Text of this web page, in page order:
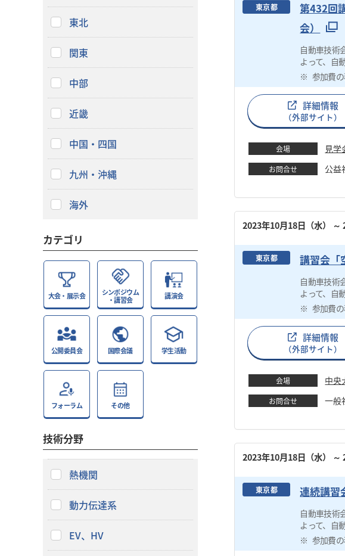
東京都
第432回
会）
自動車技術
よって、自
参加費
詳細情報
（外部サイト）
会場 見
お問合せ 公
2023年10月18日（水） ～
東京都 講習会「
自動車技術
よって、自
参加費
詳細情報
（外部サイト）
会場 中央
お問合せ 一
2023年10月18日（水） ～
東京都 連続講習
自動車技術
よって、自
参加費
東北
関東
中部
近畿
中国・四国
九州・沖縄
海外
カテゴリ
大会・展示会
シンポジウム
・講習会
講演会
公開委員会 国際会議 学生活動
フォーラム その他
技術分野
熱機関
動力伝達系
EV、HV